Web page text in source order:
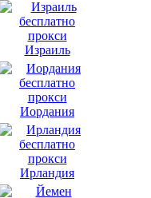
Израиль
Иордания
Ирландия